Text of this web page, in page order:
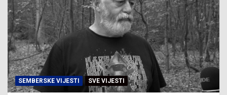
SEMBERSKE VIJESTI SVE VIJESTI